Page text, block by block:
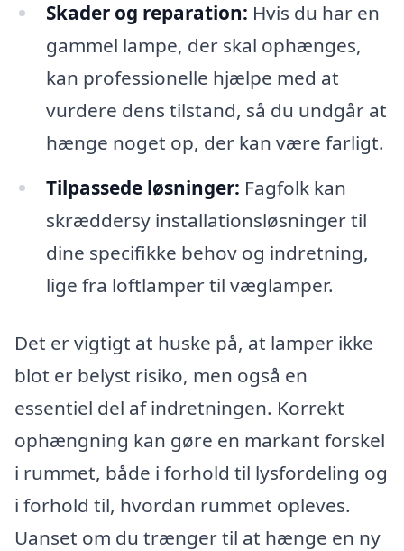
Skader og reparation: Hvis du har en
gammel lampe, der skal ophænges,
kan professionelle hjælpe med at
vurdere dens tilstand, så du undgår at
hænge noget op, der kan være farligt.
Tilpassede løsninger: Fagfolk kan
skræddersy installationsløsninger til
dine specifikke behov og indretning,
lige fra loftlamper til væglamper.
Det er vigtigt at huske på, at lamper ikke
blot er belyst risiko, men også en
essentiel del af indretningen. Korrekt
ophængning kan gøre en markant forskel
i rummet, både i forhold til lysfordeling og
i forhold til, hvordan rummet opleves.
Uanset om du trænger til at hænge en ny